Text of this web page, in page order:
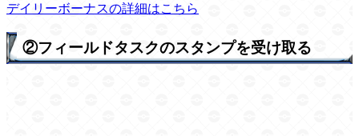
デイリーボーナスの詳細はこちら
②フィールドタスクのスタンプを受け取る